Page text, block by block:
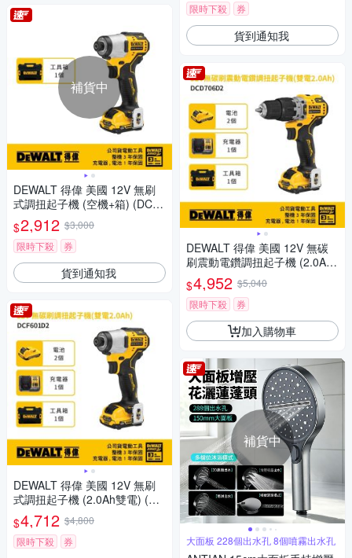
補貨中
DEWALT 得偉 美國 12V 無刷
式調扭起子機 (空機+箱) (DCF6
01NK)
$2,912 $3,000
限時下殺
券
貨到通知我
DEWALT 得偉 美國 12V 無刷
式調扭起子機 (2.0Ah雙電) (DC
F601D2)
$4,712 $4,800
限時下殺
券
限時下殺
券
貨到通知我
DEWALT 得偉 美國 12V 無碳
刷震動電鑽調扭起子機 (2.0Ah
雙電) (DCD706D2)
$4,952 $5,040
限時下殺
券
加入購物車
補貨中
大面板 228個出水孔 8個噴霧出水孔